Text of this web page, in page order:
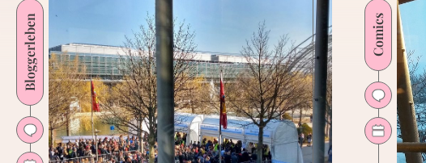
Bloggerleben Comics